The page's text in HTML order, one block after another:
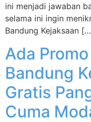
ini menjadi jawaban
selama ini ingin
Bandung Kejaksaan
Ada
Bandung
Gratis
Cuma